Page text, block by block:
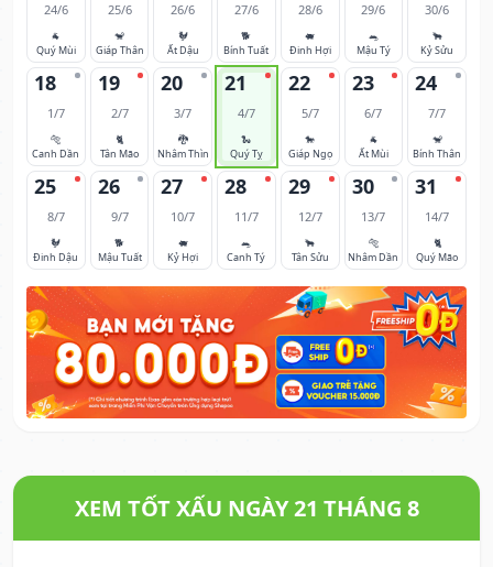
24/6
🐐
Quý Mùi
25/6
🐒
Giáp Thân
26/6
🐓
Ất Dậu
27/6
🐕
Bính Tuất
28/6
🐖
Đinh Hợi
29/6
🐀
Mậu Tý
30/6
🐂
Kỷ Sửu
18
1/7
🐅
Canh Dần
19
2/7
🐈
Tân Mão
20
3/7
🐉
Nhâm Thìn
21
4/7
🐍
Quý Tỵ
22
5/7
🐎
Giáp Ngọ
23
6/7
🐐
Ất Mùi
24
7/7
🐒
Bính Thân
25
8/7
🐓
Đinh Dậu
26
9/7
🐕
Mậu Tuất
27
10/7
🐖
Kỷ Hợi
28
11/7
🐀
Canh Tý
29
12/7
🐂
Tân Sửu
30
13/7
🐅
Nhâm Dần
31
14/7
🐈
Quý Mão
XEM TỐT XẤU NGÀY 21 THÁNG 8